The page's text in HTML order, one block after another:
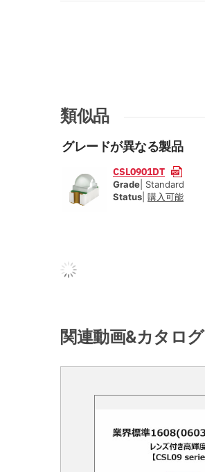
類似品
グレードが異なる製品
CSL0901DT
Grade | Standard
Status 購入可能
関連動画&カタログ